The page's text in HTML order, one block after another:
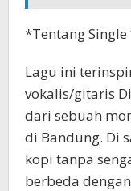
*Tentang Single
Lagu ini
vokalis/gitaris
dari sebuah
di Bandung. Di
kopi tanpa
berbeda